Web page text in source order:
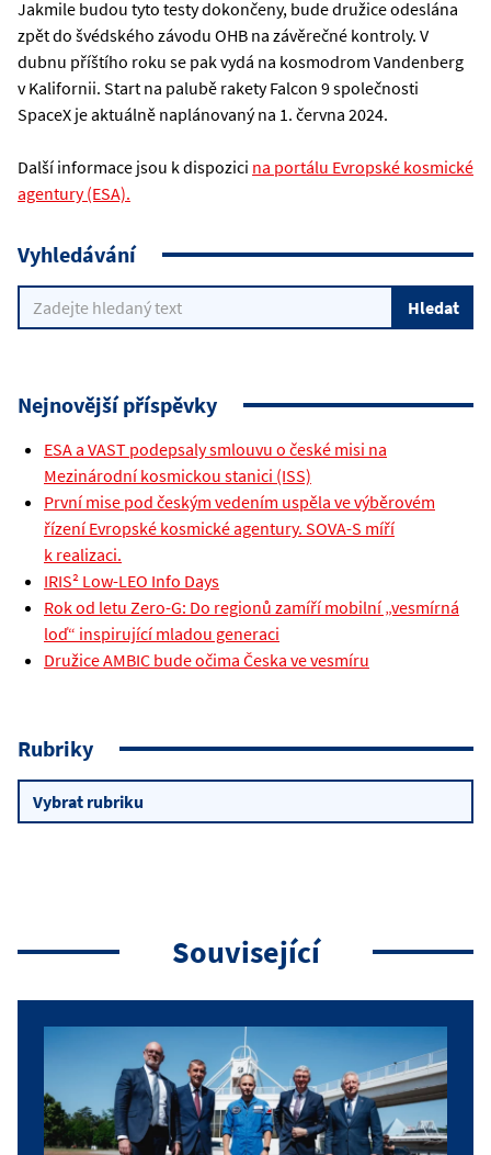
Jakmile budou tyto testy dokončeny, bude družice odeslána
zpět do švédského závodu OHB na závěrečné kontroly. V
dubnu příštího roku se pak vydá na kosmodrom Vandenberg
v Kalifornii. Start na palubě rakety Falcon 9 společnosti
SpaceX je aktuálně naplánovaný na 1. června 2024.
Další informace jsou k dispozici na portálu Evropské kosmické
agentury (ESA).
Vyhledávání
Nejnovější příspěvky
ESA a VAST podepsaly smlouvu o české misi na
Mezinárodní kosmickou stanici (ISS)
První mise pod českým vedením uspěla ve výběrovém
řízení Evropské kosmické agentury. SOVA-S míří
k realizaci.
IRIS² Low-LEO Info Days
Rok od letu Zero-G: Do regionů zamíří mobilní „vesmírná
loď“ inspirující mladou generaci
Družice AMBIC bude očima Česka ve vesmíru
Rubriky
Rubriky
Související